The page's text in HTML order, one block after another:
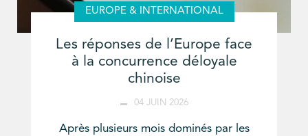
EUROPE & INTERNATIONAL
Les réponses de l’Europe face
à la concurrence déloyale
chinoise
04 JUIN 2026
Après plusieurs mois dominés par les